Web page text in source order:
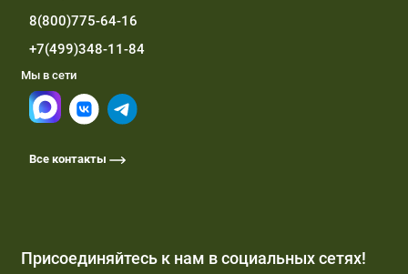
8(800)775-64-16
+7(499)348-11-84
Мы в сети
Все контакты
Присоединяйтесь к нам в социальных сетях!